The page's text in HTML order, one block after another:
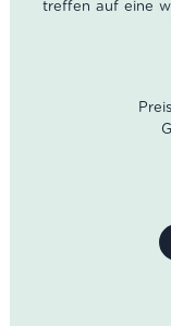
treffen auf eine
vielseitiger
Lasagne,
Alkoholgehalt: